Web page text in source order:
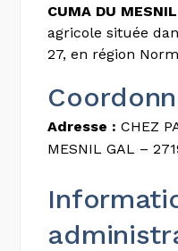
CUMA DU
agricole située
27, en région
Adresse : CHEZ
MESNIL GAL –